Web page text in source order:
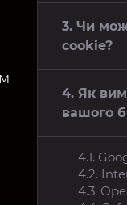
3. Чи
cookie?
4. Як
вашого
4.1.
4.2.
4.3.